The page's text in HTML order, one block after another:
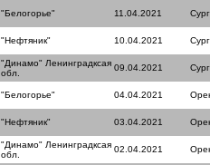
"Белогорье" 11.04.2021
"Нефтяник" 10.04.2021
"Динамо" Ленинградксая
обл.
09.04.2021
"Белогорье" 04.04.2021
"Нефтяник" 03.04.2021
"Динамо" Ленинградксая
обл.
02.04.2021